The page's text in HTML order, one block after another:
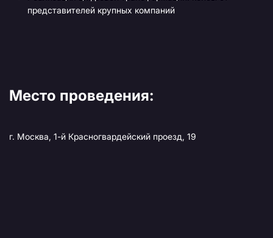
представителей крупных компаний
Место проведения:
г. Москва, 1-й Красногвардейский проезд, 19